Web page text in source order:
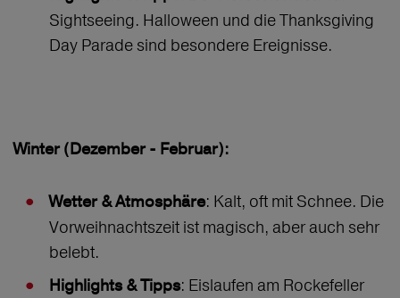
Sightseeing. Halloween und die Thanksgiving
Day Parade sind besondere Ereignisse.
Winter (Dezember - Februar):
Wetter & Atmosphäre: Kalt, oft mit Schnee. Die
Vorweihnachtszeit ist magisch, aber auch sehr
belebt.
Highlights & Tipps: Eislaufen am Rockefeller